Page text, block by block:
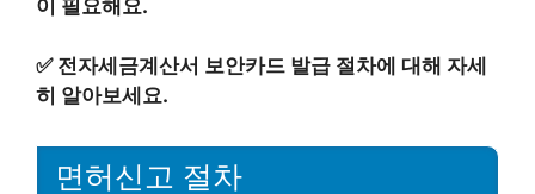
이 필요해요.
✅ 전자세금계산서 보안카드 발급 절차에 대해 자세
히 알아보세요.
면허신고 절차